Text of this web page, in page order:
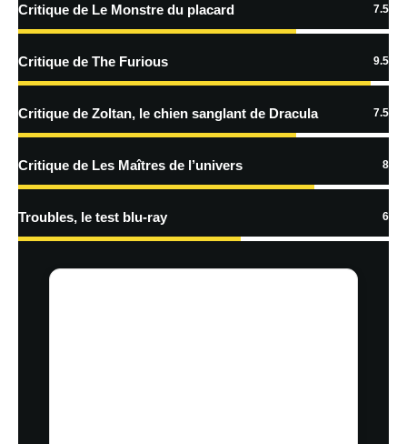
En savoir
traitées
Critique de Le Monstre du placard 7.5
Critique de The Furious 9.5
Critique de Zoltan, le chien sanglant de Dracula 7.5
Critique de Les Maîtres de l’univers 8
Troubles, le test blu-ray 6